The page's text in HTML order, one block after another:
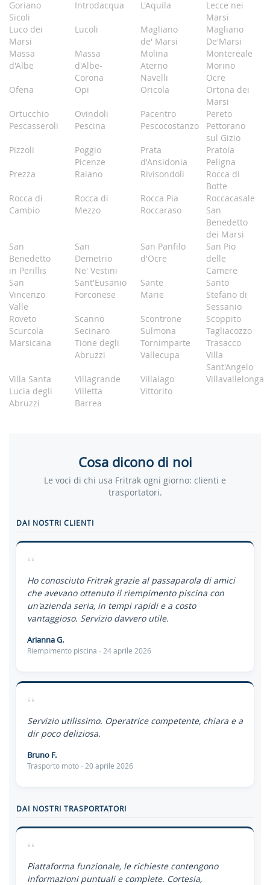
Goriano
Sicoli
Introdacqua L'Aquila
Lecce nei
Marsi
Luco dei
Marsi
Lucoli
Magliano
de' Marsi
Magliano
De'Marsi
Massa
d'Albe
Massa
d'Albe-
Corona
Molina
Aterno
Montereale
Morino
Navelli
Ocre
Ofena
Opi Oricola
Ortona dei
Marsi
Ortucchio
Ovindoli Pacentro
Pereto
Pescasseroli
Pescina Pescocostanzo
Pettorano
sul Gizio
Pizzoli
Poggio
Picenze
Prata
d'Ansidonia
Pratola
Peligna
Prezza
Raiano Rivisondoli
Rocca di
Botte
Rocca di
Cambio
Rocca di
Mezzo
Rocca Pia
Roccacasale
Roccaraso
San
Benedetto
dei Marsi
San
Benedetto
in Perillis
San
Demetrio
Ne' Vestini
San Panfilo
d'Ocre
San Pio
delle
Camere
San
Vincenzo
Valle
Roveto
Sant'Eusanio
Forconese
Sante
Marie
Santo
Stefano di
Sessanio
Scanno
Scontrone
Scoppito
Scurcola
Marsicana
Secinaro Sulmona
Tagliacozzo
Tione degli
Abruzzi
Tornimparte
Trasacco
Vallecupa
Villa
Sant'Angelo
Villa Santa
Lucia degli
Abruzzi
Villagrande Villalago
Villavallelonga
Villetta
Barrea
Vittorito
Cosa dicono di noi
Le voci di chi usa Fritrak ogni giorno: clienti e
trasportatori.
DAI NOSTRI CLIENTI
“
Ho conosciuto Fritrak grazie al passaparola di amici
che avevano ottenuto il riempimento piscina con
un'azienda seria, in tempi rapidi e a costo
vantaggioso. Servizio davvero utile.
Arianna G.
Riempimento piscina · 24 aprile 2026
“
Servizio utilissimo. Operatrice competente, chiara e a
dir poco deliziosa.
Bruno F.
Trasporto moto · 20 aprile 2026
DAI NOSTRI TRASPORTATORI
“
Piattaforma funzionale, le richieste contengono
informazioni puntuali e complete. Cortesia,